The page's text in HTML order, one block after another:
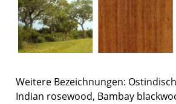
Weitere Bezeichnungen:
Indian rosewood, Bambay